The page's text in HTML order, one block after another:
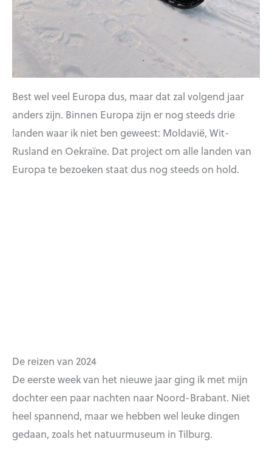
Best wel veel Europa dus, maar dat zal volgend jaar
anders zijn. Binnen Europa zijn er nog steeds drie
landen waar ik niet ben geweest: Moldavië, Wit-
Rusland en Oekraïne. Dat project om alle landen van
Europa te bezoeken staat dus nog steeds on hold.
De reizen van 2024
De eerste week van het nieuwe jaar ging ik met mijn
dochter een paar nachten naar Noord-Brabant. Niet
heel spannend, maar we hebben wel leuke dingen
gedaan, zoals het natuurmuseum in Tilburg.